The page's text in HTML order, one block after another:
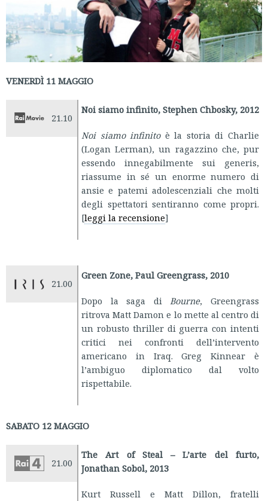
VENERDÌ 11 MAGGIO
21.10
Noi siamo infinito, Stephen Chbosky, 2012
Noi siamo infinitoè la storia di Charlie
(Logan Lerman), un ragazzino che, pur
essendo innegabilmente sui generis,
riassume in sé un enorme numero di
ansie e patemi adolescenziali che molti
degli spettatori sentiranno come propri.
[leggi la recensione]
21.00
Green Zone, Paul Greengrass, 2010
Dopo la saga diBourne, Greengrass
ritrova Matt Damon e lo mette al centro di
un robusto thriller di guerra con intenti
critici nei confronti dell’intervento
americano in Iraq. Greg Kinnear è
l’ambiguo diplomatico dal volto
rispettabile.
SABATO 12 MAGGIO
21.00
The Art of Steal – L’arte del furto,
Jonathan Sobol, 2013
Kurt Russell e Matt Dillon, fratelli